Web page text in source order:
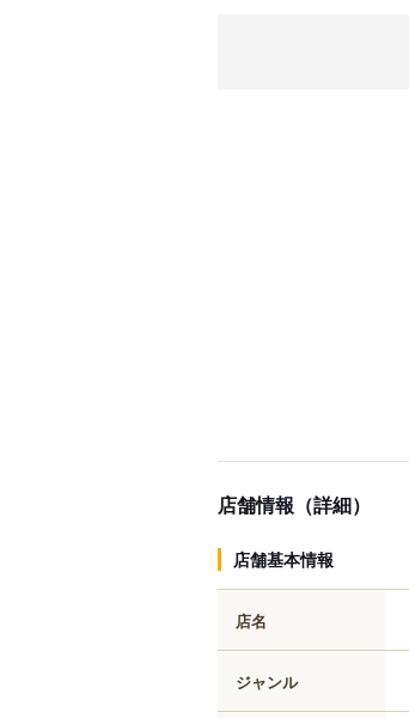
店舗情報（詳細）
店舗基本情報
店名
ジャンル